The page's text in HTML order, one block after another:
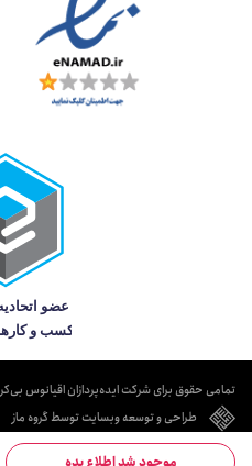
تمامی حقوق برای شرکت ایده‌پردازان اقیانوس
طراحی و توسعه وبسایت توسط گروه ماز